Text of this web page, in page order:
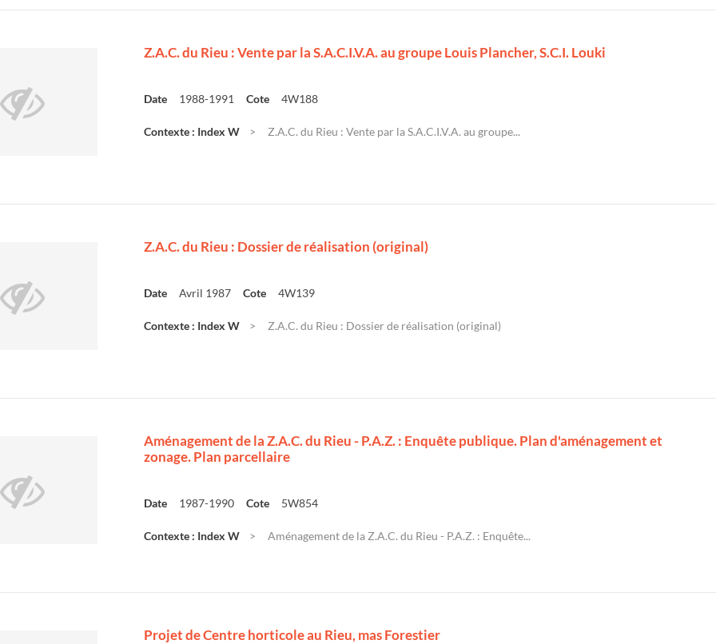
Z.A.C. du Rieu : Vente par la S.A.C.I.V.A. au groupe Louis Plancher, S.C.I. Louki
Date 1988-1991 Cote 4W188
Contexte : Index W Z.A.C. du Rieu : Vente par la S.A.C.I.V.A. au groupe...
Z.A.C. du Rieu : Dossier de réalisation (original)
Date Avril 1987 Cote 4W139
Contexte : Index W Z.A.C. du Rieu : Dossier de réalisation (original)
Aménagement de la Z.A.C. du Rieu - P.A.Z. : Enquête publique. Plan d'aménagement et
zonage. Plan parcellaire
Date 1987-1990 Cote 5W854
Contexte : Index W Aménagement de la Z.A.C. du Rieu - P.A.Z. : Enquête...
Projet de Centre horticole au Rieu, mas Forestier